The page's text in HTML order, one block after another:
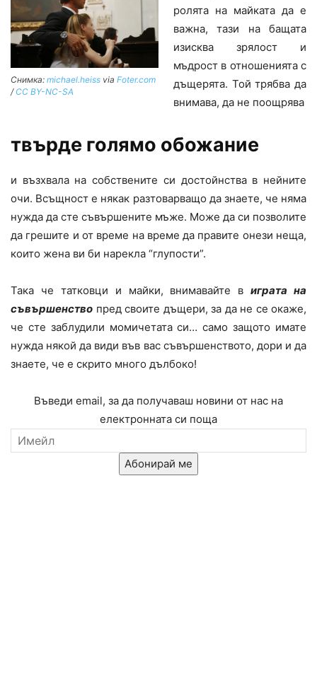
Снимка: michael.heiss via Foter.com
/ CC BY-NC-SA
ролята на майката да е
важна, тази на бащата
изисква зрялост и
мъдрост в отношенията с
дъщерята. Той трябва да
внимава, да не поощрява
твърде голямо обожание
и възхвала на собствените си достойнства в нейните
очи. Всъщност е някак разтоварващо да знаете, че няма
нужда да сте съвършените мъже. Може да си позволите
да грешите и от време на време да правите онези неща,
които жена ви би нарекла “глупости”.
Така че татковци и майки, внимавайте виграта на
съвършенство пред своите дъщери, за да не се окаже,
че сте заблудили момичетата си… само защото имате
нужда някой да види във вас съвършенството, дори и да
знаете, че е скрито много дълбоко!
Въведи email, за да получаваш новини от нас на
електронната си поща
Абонирай ме